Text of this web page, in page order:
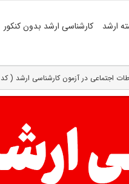
ارشد کارشناسی ارشد بدون کنکور
در آزمون کارشناسی ارشد ( کد